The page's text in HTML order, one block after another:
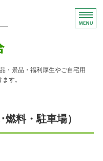
コンパクトなプレゼン
・景品・福利厚生やご自宅用
す。
料・駐車場）